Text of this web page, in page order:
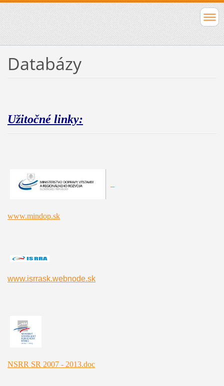
Databázy
Užitočné linky:
www.mindop.sk
www.isrrask.webnode.sk
NSRR SR 2007 - 2013.doc